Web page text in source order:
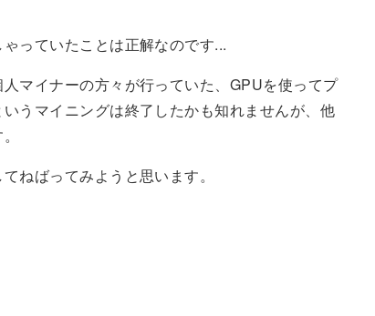
っていたことは正解なのです...
マイナーの方々が行っていた、GPUを使ってプ
うマイニングは終了したかも知れませんが、他
ねばってみようと思います。